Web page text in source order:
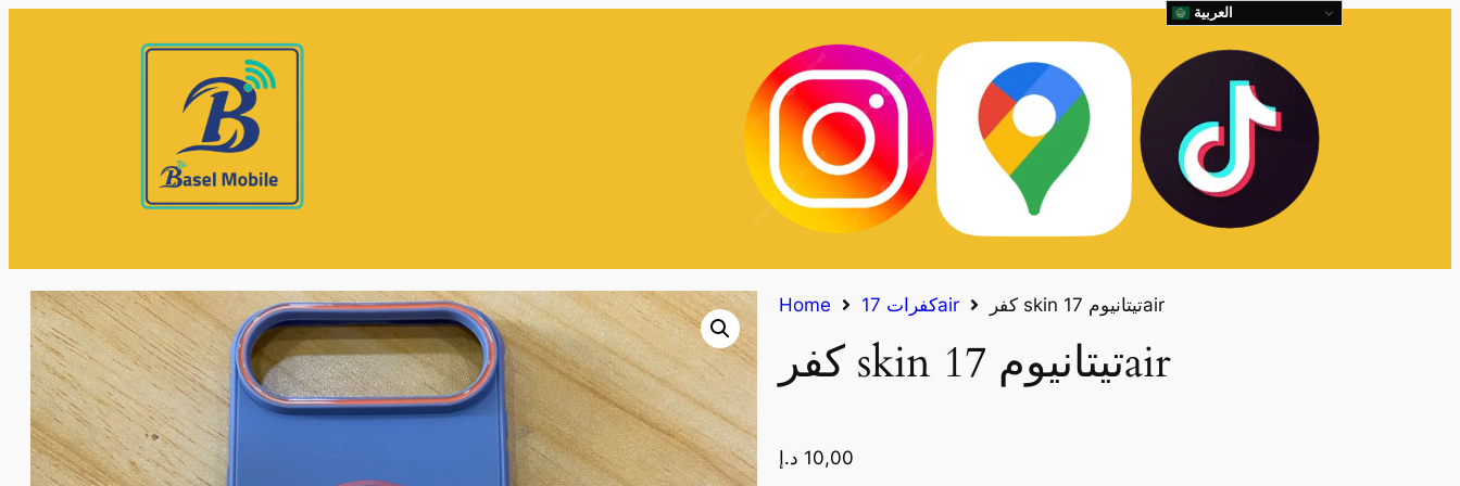
Home كفرات 17air كفر skin تيتانيوم 17air
كفر skin تيتانيوم 17air
10,00 د.إ
العربية